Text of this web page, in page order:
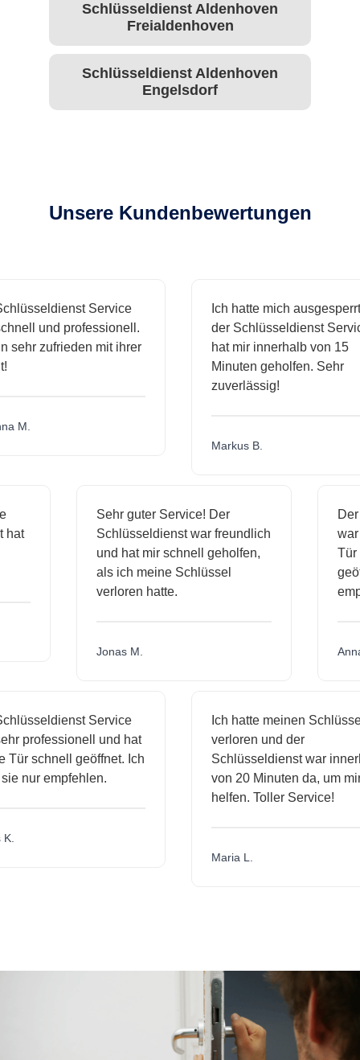
Schlüsseldienst Aldenhoven
Freialdenhoven
Schlüsseldienst Aldenhoven
Engelsdorf
Unsere Kundenbewertungen
Service
und professionell.
zufrieden mit ihrer
M.
Ich hatte mich ausgesperrt
der Schlüsseldienst Service
hat mir innerhalb von 15
Minuten geholfen. Sehr
zuverlässig!
Markus B.
hat
Sehr guter Service! Der
Schlüsseldienst war freundlich
und hat mir schnell geholfen,
als ich meine Schlüssel
verloren hatte.
Jonas M.
Service
professionell und hat
schnell geöffnet. Ich
nur empfehlen.
Ich hatte meinen Schlüssel
verloren und der
Schlüsseldienst war
von 20 Minuten da, um mir
helfen. Toller Service!
Maria L.